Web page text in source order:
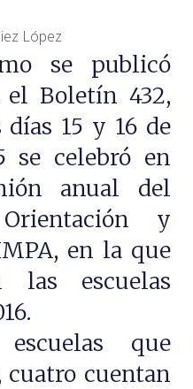
López
se publicó
el Boletín 432,
días 15 y 16 de
se celebró en
anual del
y
en la que
las escuelas
que
cuentan